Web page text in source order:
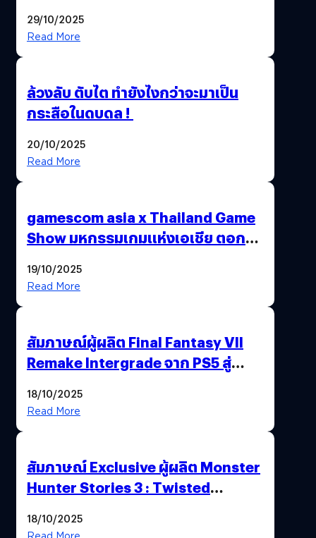
29/10/2025
Read More
ล้วงลับ ตับไต ทำยังไงกว่าจะมาเป็น
กระสือในดบดล !
20/10/2025
Read More
gamescom asia x Thailand Game
Show มหกรรมเกมแห่งเอเชีย ตอกย้ำ
พาณิชย์ร่วมชูความสำเร็จ
19/10/2025
Read More
สัมภาษณ์ผู้ผลิต Final Fantasy VII
Remake Intergrade จาก PS5 สู่
18/10/2025
Read More
สัมภาษณ์ Exclusive ผู้ผลิต Monster
Hunter Stories 3 : Twisted
สวยฉ่ำ !
18/10/2025
Read More